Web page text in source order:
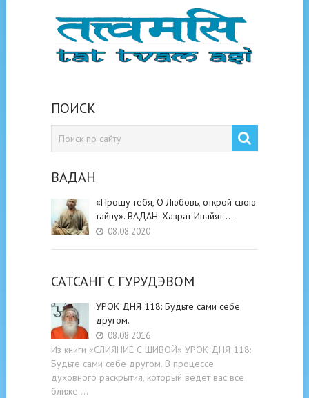
ПОИСК
ВАДАН
«Прошу тебя, О Любовь, открой свою
тайну». ВАДАН. Хазрат Инайят …
08.08.2020
САТСАНГ C ГУРУДЭВОМ
УРОК ДНЯ 118: Будьте cами cебе
другом.
08.08.2016
Из книги «СЛИЯНИЕ С ШИВОЙ» УРОК ДНЯ 118:
Будьте cами cебе другом. В процессе
духовного раскрытия, который ведет вас все
ближе …